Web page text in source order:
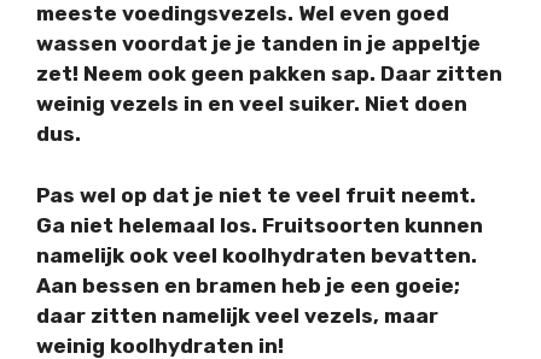
meeste voedingsvezels. Wel even goed
wassen voordat je je tanden in je appeltje
zet! Neem ook geen pakken sap. Daar zitten
weinig vezels in en veel suiker. Niet doen
dus.
Pas wel op dat je niet te veel fruit neemt.
Ga niet helemaal los. Fruitsoorten kunnen
namelijk ook veel koolhydraten bevatten.
Aan bessen en bramen heb je een goeie;
daar zitten namelijk veel vezels, maar
weinig koolhydraten in!